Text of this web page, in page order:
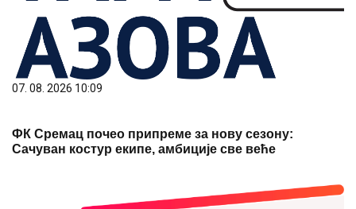
07. 08. 2026 10:09
ФК Сремац почео припреме за нову сезону:
Сачуван костур екипе, амбиције све веће